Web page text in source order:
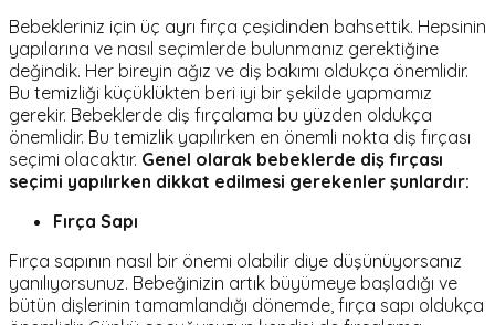
Bebekleriniz için üç ayrı fırça çeşidinden bahsettik. Hepsinin
yapılarına ve nasıl seçimlerde bulunmanız gerektiğine
değindik. Her bireyin ağız ve diş bakımı oldukça önemlidir.
Bu temizliği küçüklükten beri iyi bir şekilde yapmamız
gerekir. Bebeklerde diş fırçalama bu yüzden oldukça
önemlidir. Bu temizlik yapılırken en önemli nokta diş fırçası
seçimi olacaktır. Genel olarak bebeklerde diş fırçası
seçimi yapılırken dikkat edilmesi gerekenler şunlardır:
Fırça Sapı
Fırça sapının nasıl bir önemi olabilir diye düşünüyorsanız
yanılıyorsunuz. Bebeğinizin artık büyümeye başladığı ve
bütün dişlerinin tamamlandığı dönemde, fırça sapı oldukça